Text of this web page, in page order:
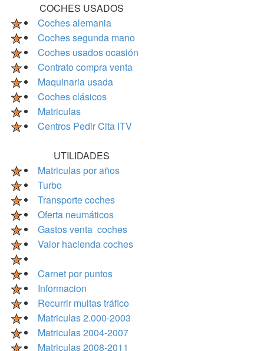
COCHES USADOS
Coches alemania
Coches segunda mano
Coches usados ocasión
Contrato compra venta
Maquinaria usada
Coches clásicos
Matriculas
Centros Pedir Cita ITV
UTILIDADES
Matriculas por años
Turbo
Transporte coches
Oferta neumáticos
Gastos venta coches
Valor hacienda coches
Carnet por puntos
Informacion
Recurrir multas tráfico
Matriculas 2.000-2003
Matriculas 2004-2007
Matriculas 2008-2011